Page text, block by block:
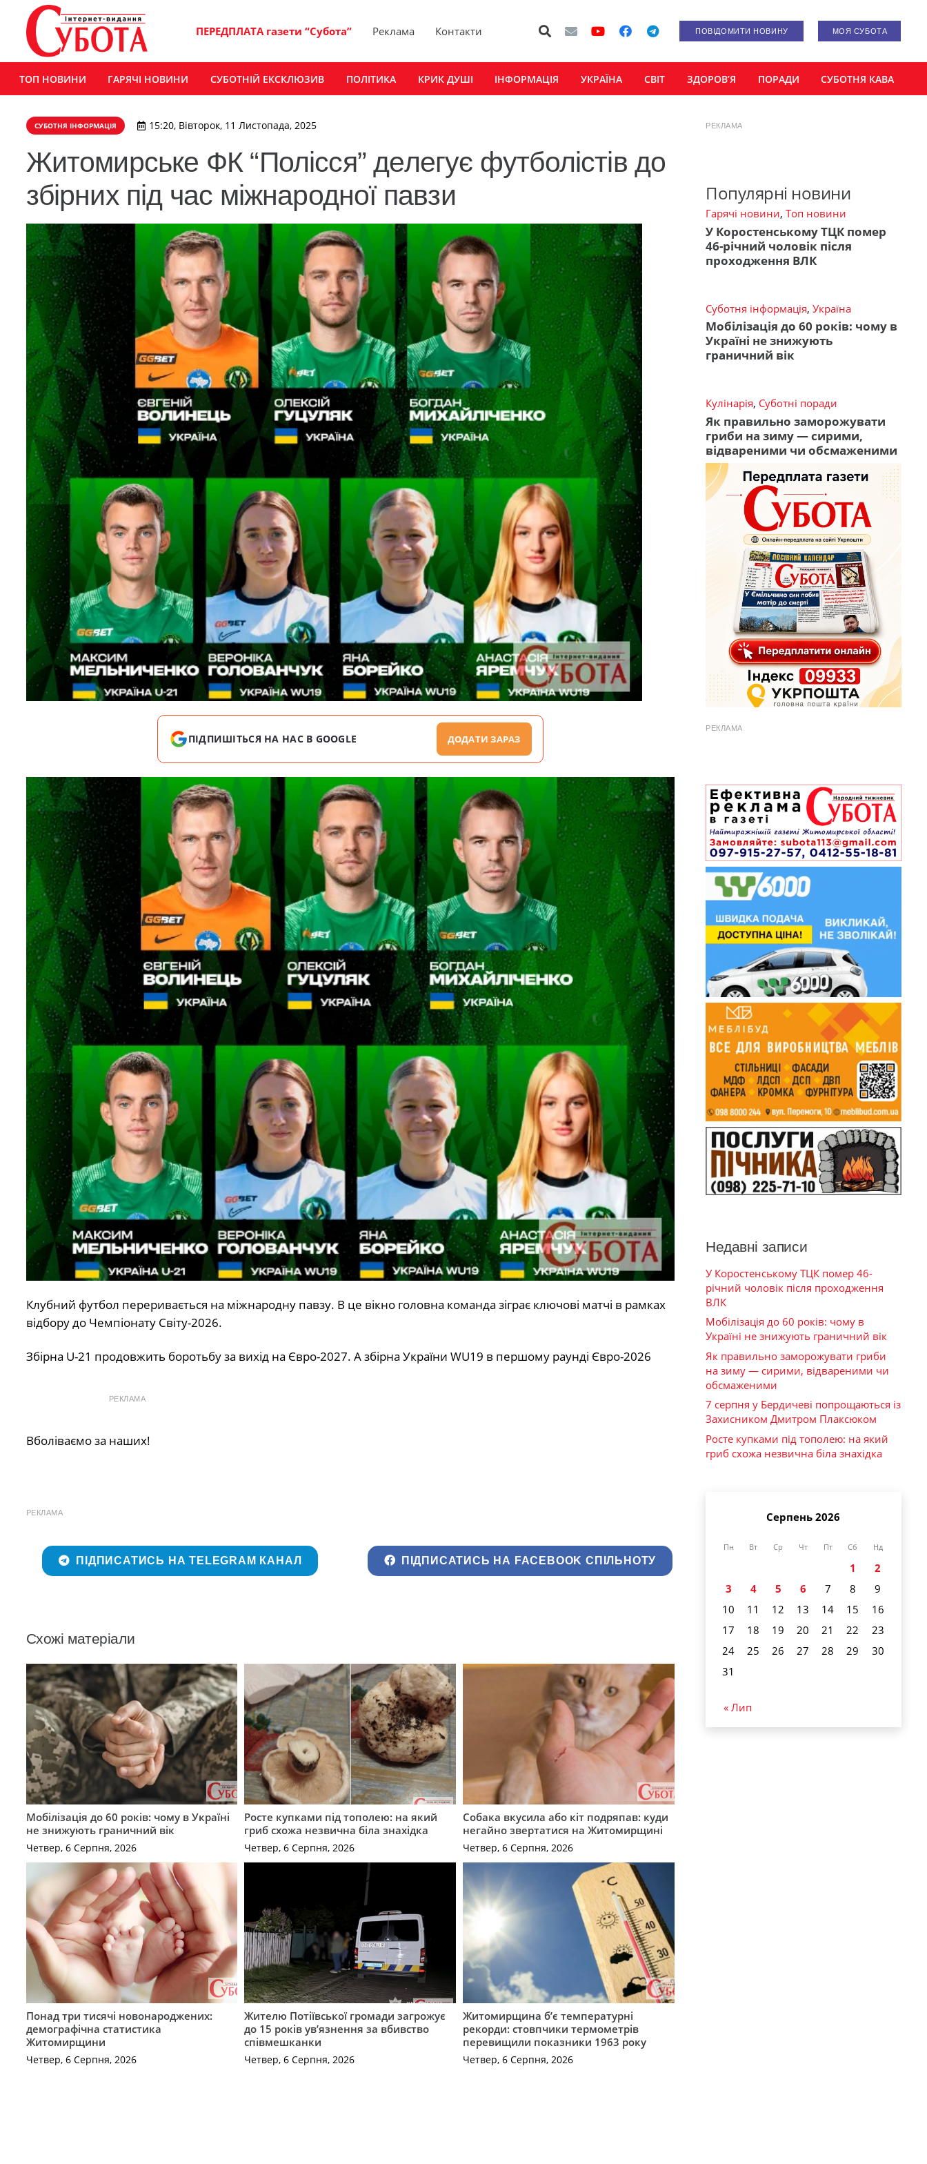
ПЕРЕДПЛАТА газети “Субота” Реклама Контакти ПОВІДОМИТИ НОВИНУ МОЯ СУБОТА
ТОП НОВИНИ ГАРЯЧІ НОВИНИ СУБОТНІЙ ЕКСКЛЮЗИВ ПОЛІТИКА КРИК ДУШІ ІНФОРМАЦІЯ УКРАЇНА СВІТ ЗДОРОВ’Я ПОРАДИ СУБОТНЯ КАВА
СУБОТНЯ ІНФОРМАЦІЯ 15:20, Вівторок, 11 Листопада, 2025
Житомирське ФК “Полісся” делегує футболістів до
збірних під час міжнародної павзи
ПІДПИШІТЬСЯ НА НАС В GOOGLE ДОДАТИ ЗАРАЗ
Клубний футбол переривається на міжнародну павзу. В це вікно головна команда зіграє ключові матчі в рамках
відбору до Чемпіонату Світу-2026.
Збірна U-21 продовжить боротьбу за вихід на Євро-2027. А збірна України WU19 в першому раунді Євро-2026
РЕКЛАМА
Вболіваємо за наших!
РЕКЛАМА
ПІДПИСАТИСЬ НА TELEGRAM КАНАЛ ПІДПИСАТИСЬ НА FACEBOOK СПІЛЬНОТУ
Схожі матеріали
Мобілізація до 60 років: чому в Україні
не знижують граничний вік
Четвер, 6 Серпня, 2026
Росте купками під тополею: на який
гриб схожа незвична біла знахідка
Четвер, 6 Серпня, 2026
Собака вкусила або кіт подряпав: куди
негайно звертатися на Житомирщині
Четвер, 6 Серпня, 2026
Понад три тисячі новонароджених:
демографічна статистика
Житомирщини
Четвер, 6 Серпня, 2026
Жителю Потіївської громади загрожує
до 15 років ув’язнення за вбивство
співмешканки
Четвер, 6 Серпня, 2026
Житомирщина б’є температурні
рекорди: стовпчики термометрів
перевищили показники 1963 року
Четвер, 6 Серпня, 2026
РЕКЛАМА
Популярні новини
Гарячі новини, Топ новини
У Коростенському ТЦК помер
46-річний чоловік після
проходження ВЛК
Суботня інформація, Україна
Мобілізація до 60 років: чому в
Україні не знижують
граничний вік
Кулінарія, Суботні поради
Як правильно заморожувати
гриби на зиму — сирими,
відвареними чи обсмаженими
РЕКЛАМА
Недавні записи
У Коростенському ТЦК помер 46-
річний чоловік після проходження
ВЛК
Мобілізація до 60 років: чому в
Україні не знижують граничний вік
Як правильно заморожувати гриби
на зиму — сирими, відвареними чи
обсмаженими
7 серпня у Бердичеві попрощаються із
Захисником Дмитром Плаксюком
Росте купками під тополею: на який
гриб схожа незвична біла знахідка
Серпень 2026
Пн Вт Ср Чт Пт Сб Нд
1
2
3
4 5 6 7 8
9
10
11 12 13 14 15
16
17
18 19 20 21 22
23
24
25 26 27 28 29
30
31
« Лип